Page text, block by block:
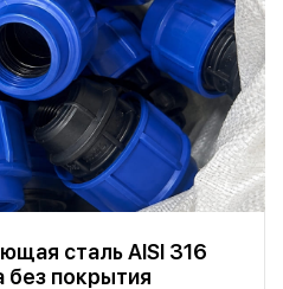
сталь AISI 316
без покрытия